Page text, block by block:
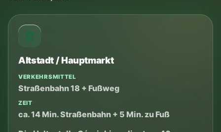
VERKEHRSMITTEL
Straßenbahn mit Umstieg oder Spaziergang ab
Zentrum
ZEIT
meist 35–45 Min.